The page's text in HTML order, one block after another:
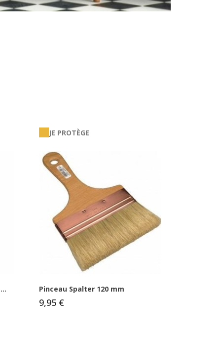
JE PROTÈGE
Pinceau Spalter 120 mm
9,95 €